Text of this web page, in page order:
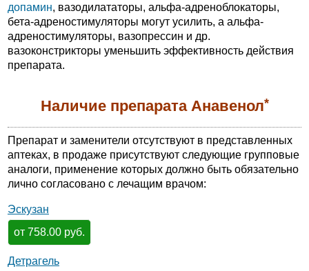
допамин, вазодилататоры, альфа-адреноблокаторы,
бета-адреностимуляторы могут усилить, а альфа-
адреностимуляторы, вазопрессин и др.
вазоконстрикторы уменьшить эффективность действия
препарата.
Наличие препарата Анавенол*
Препарат и заменители отсутствуют в представленных
аптеках, в продаже присутствуют следующие групповые
аналоги, применение которых должно быть обязательно
лично согласовано с лечащим врачом:
Эскузан
от 758.00 руб.
Детрагель